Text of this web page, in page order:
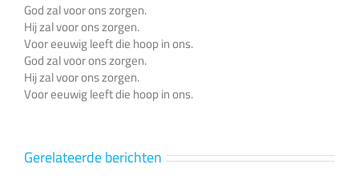
God zal voor ons zorgen.
Hij zal voor ons zorgen.
Voor eeuwig leeft die hoop in ons.
God zal voor ons zorgen.
Hij zal voor ons zorgen.
Voor eeuwig leeft die hoop in ons.
Gerelateerde berichten